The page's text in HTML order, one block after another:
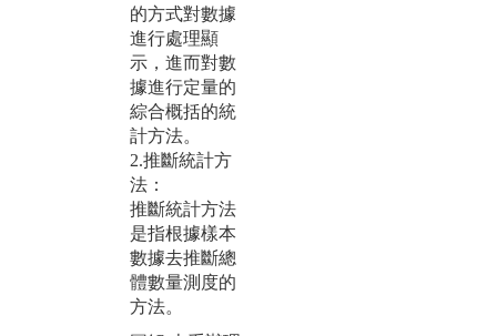
的方式對數據
進行處理顯
示，進而對數
據進行定量的
綜合概括的統
計方法。
2.推斷統計方
法：
推斷統計方法
是指根據樣本
數據去推斷總
體數量測度的
方法。